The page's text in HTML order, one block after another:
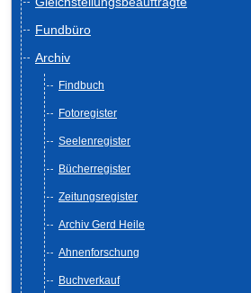
Fundbüro
Archiv
Findbuch
Fotoregister
Seelenregister
Bücherregister
Zeitungsregister
Archiv Gerd Heile
Ahnenforschung
Buchverkauf